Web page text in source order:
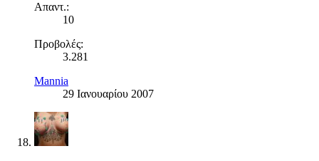
Απαντ.:
10
Προβολές:
3.281
Mannia
29 Ιανουαρίου 2007